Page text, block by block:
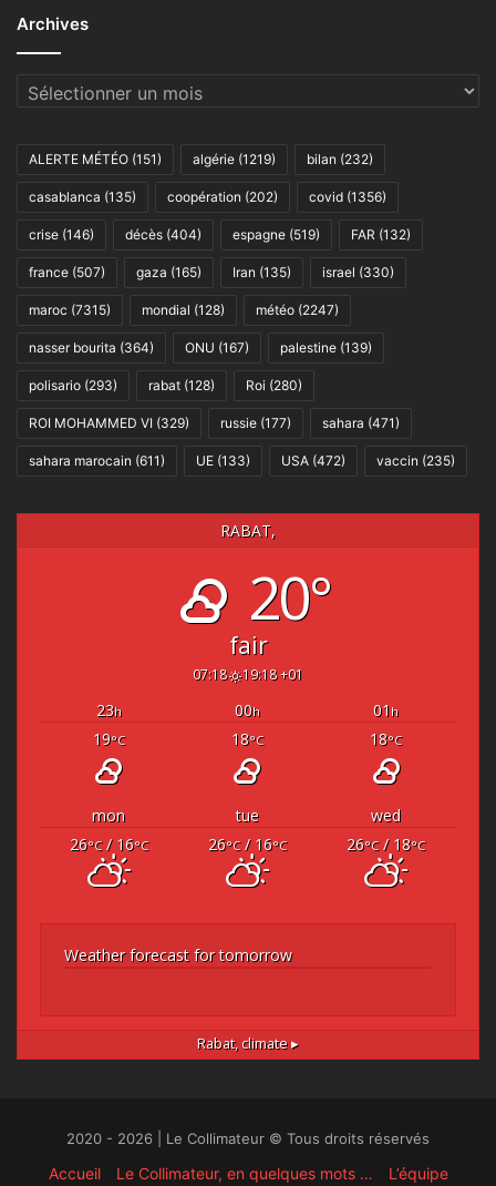
Archives
Archives
ALERTE MÉTÉO (151) algérie (1219) bilan (232)
casablanca (135) coopération (202) covid (1356)
crise (146) décès (404) espagne (519) FAR (132)
france (507) gaza (165) Iran (135) israel (330)
maroc (7315) mondial (128) météo (2247)
nasser bourita (364) ONU (167) palestine (139)
polisario (293) rabat (128) Roi (280)
ROI MOHAMMED VI (329) russie (177) sahara (471)
sahara marocain (611) UE (133) USA (472) vaccin (235)
RABAT,
20°
fair
07:18 19:18 +01
23h 00h 01 h
19°C 18°C 18°C
mon tue
wed
26°C/ 16°C 26°C/ 16°C 26°C/ 18°C
Weather forecast for tomorrow
Rabat,climate ▸
2020 - 2026 | Le Collimateur © Tous droits réservés
Accueil Le Collimateur, en quelques mots … L’équipe